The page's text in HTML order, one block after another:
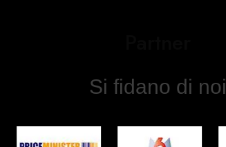
Si fidano di noi